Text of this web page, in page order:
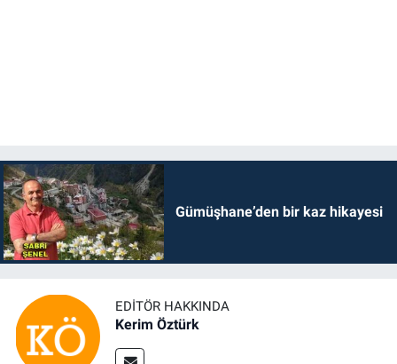
Gümüşhane’den bir kaz hikayesi
EDITÖR HAKKINDA
Kerim Öztürk